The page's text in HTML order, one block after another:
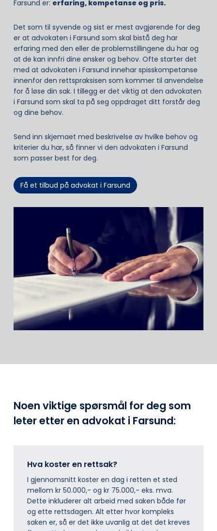
Farsund er: erfaring, kompetanse og pris.
Det som til syvende og sist er mest avgjørende for deg
er at advokaten i Farsund som skal bistå deg har
erfaring med den eller de problemstillingene du har og
at de kan innfri dine ønsker og behov. Ofte starter det
med at advokaten i Farsund innehar spisskompetanse
innenfor den rettspraksisen som kommer til anvendelse
for å løse din sak. I tillegg er det viktig at den advokaten
i Farsund som skal ta på seg oppdraget ditt forstår deg
og dine behov.
Send inn skjemaet med beskrivelse av hvilke behov og
kriterier du har, så finner vi den advokaten i Farsund
som passer best for deg.
Få et tilbud på advokat i Farsund
Noen viktige spørsmål for deg som
leter etter en advokat i Farsund:
Hva koster en rettsak?
I gjennomsnitt koster en dag i retten et sted
mellom kr 50.000,- og kr 75.000,- eks. mva.
Dette inkluderer alt arbeid med saken både før
og ette rettsdagen. Alt etter hvor kompleks
saken er, så er det ikke uvanlig at det det kreves